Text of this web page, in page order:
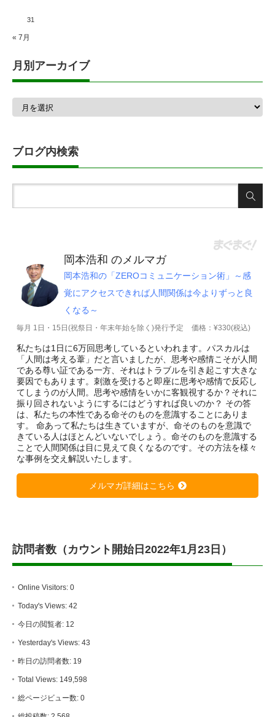
31
« 7月
月別アーカイブ
月
イ
ブ
ブログ内検索
岡本浩和 のメルマガ
岡本浩和の「ZEROコミュニケーション術」～感
覚にアクセスできれば人間関係は今よりずっと良
くなる～
毎月 1日・15日(祝祭日・年末年始を除く)発行予定 価格：¥330(税込)
私たちは1日に6万回思考しているといわれます。パスカルは
「人間は考える葦」だと言いましたが、思考や感情こそが人間
である尊い証である一方、それはトラブルを引き起こす大きな
要因でもあります。刺激を受けると即座に思考や感情で反応し
てしまうのが人間。思考や感情をいかに客観視するか？それに
振り回されないようにするにはどうすれば良いのか？ その答
は、私たちの本性である命そのものを意識することにありま
す。 命あって私たちは生きていますが、命そのものを意識で
きている人はほとんどいないでしょう。命そのものを意識する
ことで人間関係は目に見えて良くなるのです。その方法を様々
な事例を交え解説いたします。
メルマガ詳細はこちら
訪問者数（カウント開始日2022年1月23日）
Online Visitors: 0
Today's Views: 42
今日の閲覧者: 12
Yesterday's Views: 43
昨日の訪問者数: 19
Total Views: 149,598
総ページビュー数: 0